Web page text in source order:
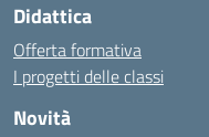
Didattica
Offerta formativa
I progetti delle classi
Novità